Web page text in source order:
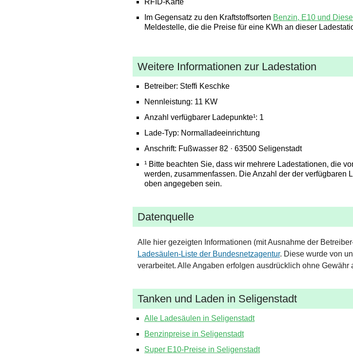
RFID-Karte
Im Gegensatz zu den Kraftstoffsorten Benzin, E10 und Diesel
Meldestelle, die die Preise für eine KWh an dieser
Weitere Informationen zur Ladestation
Betreiber: Steffi Keschke
Nennleistung: 11 KW
Anzahl verfügbarer Ladepunkte¹: 1
Lade-Typ: Normalladeeinrichtung
Anschrift: Fußwasser 82 · 63500 Seligenstadt
¹ Bitte beachten Sie, dass wir mehrere Ladestationen, die
werden, zusammenfassen. Die Anzahl der der verfügbaren
oben angegeben sein.
Datenquelle
Alle hier gezeigten Informationen (mit Ausnahme der
Ladesäulen-Liste der Bundesnetzagentur. Diese wurde von
verarbeitet. Alle Angaben erfolgen ausdrücklich ohne Gewähr
Tanken und Laden in Seligenstadt
Alle Ladesäulen in Seligenstadt
Benzinpreise in Seligenstadt
Super E10-Preise in Seligenstadt